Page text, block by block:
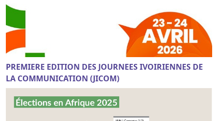
PREMIERE EDITION DES JOURNEES IVOIRIENNES DE
LA COMMUNICATION (JICOM)